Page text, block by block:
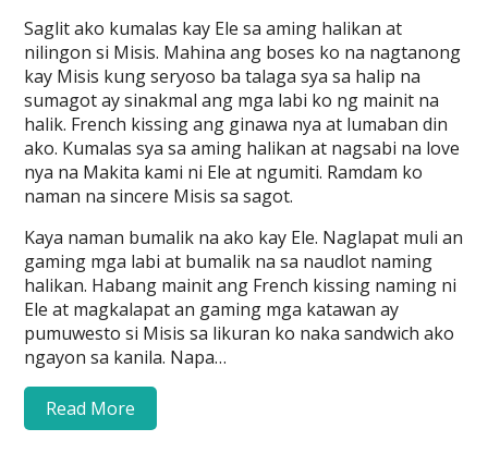
Saglit ako kumalas kay Ele sa aming halikan at
nilingon si Misis. Mahina ang boses ko na nagtanong
kay Misis kung seryoso ba talaga sya sa halip na
sumagot ay sinakmal ang mga labi ko ng mainit na
halik. French kissing ang ginawa nya at lumaban din
ako. Kumalas sya sa aming halikan at nagsabi na love
nya na Makita kami ni Ele at ngumiti. Ramdam ko
naman na sincere Misis sa sagot.
Kaya naman bumalik na ako kay Ele. Naglapat muli an
gaming mga labi at bumalik na sa naudlot naming
halikan. Habang mainit ang French kissing naming ni
Ele at magkalapat an gaming mga katawan ay
pumuwesto si Misis sa likuran ko naka sandwich ako
ngayon sa kanila. Napa…
Read More